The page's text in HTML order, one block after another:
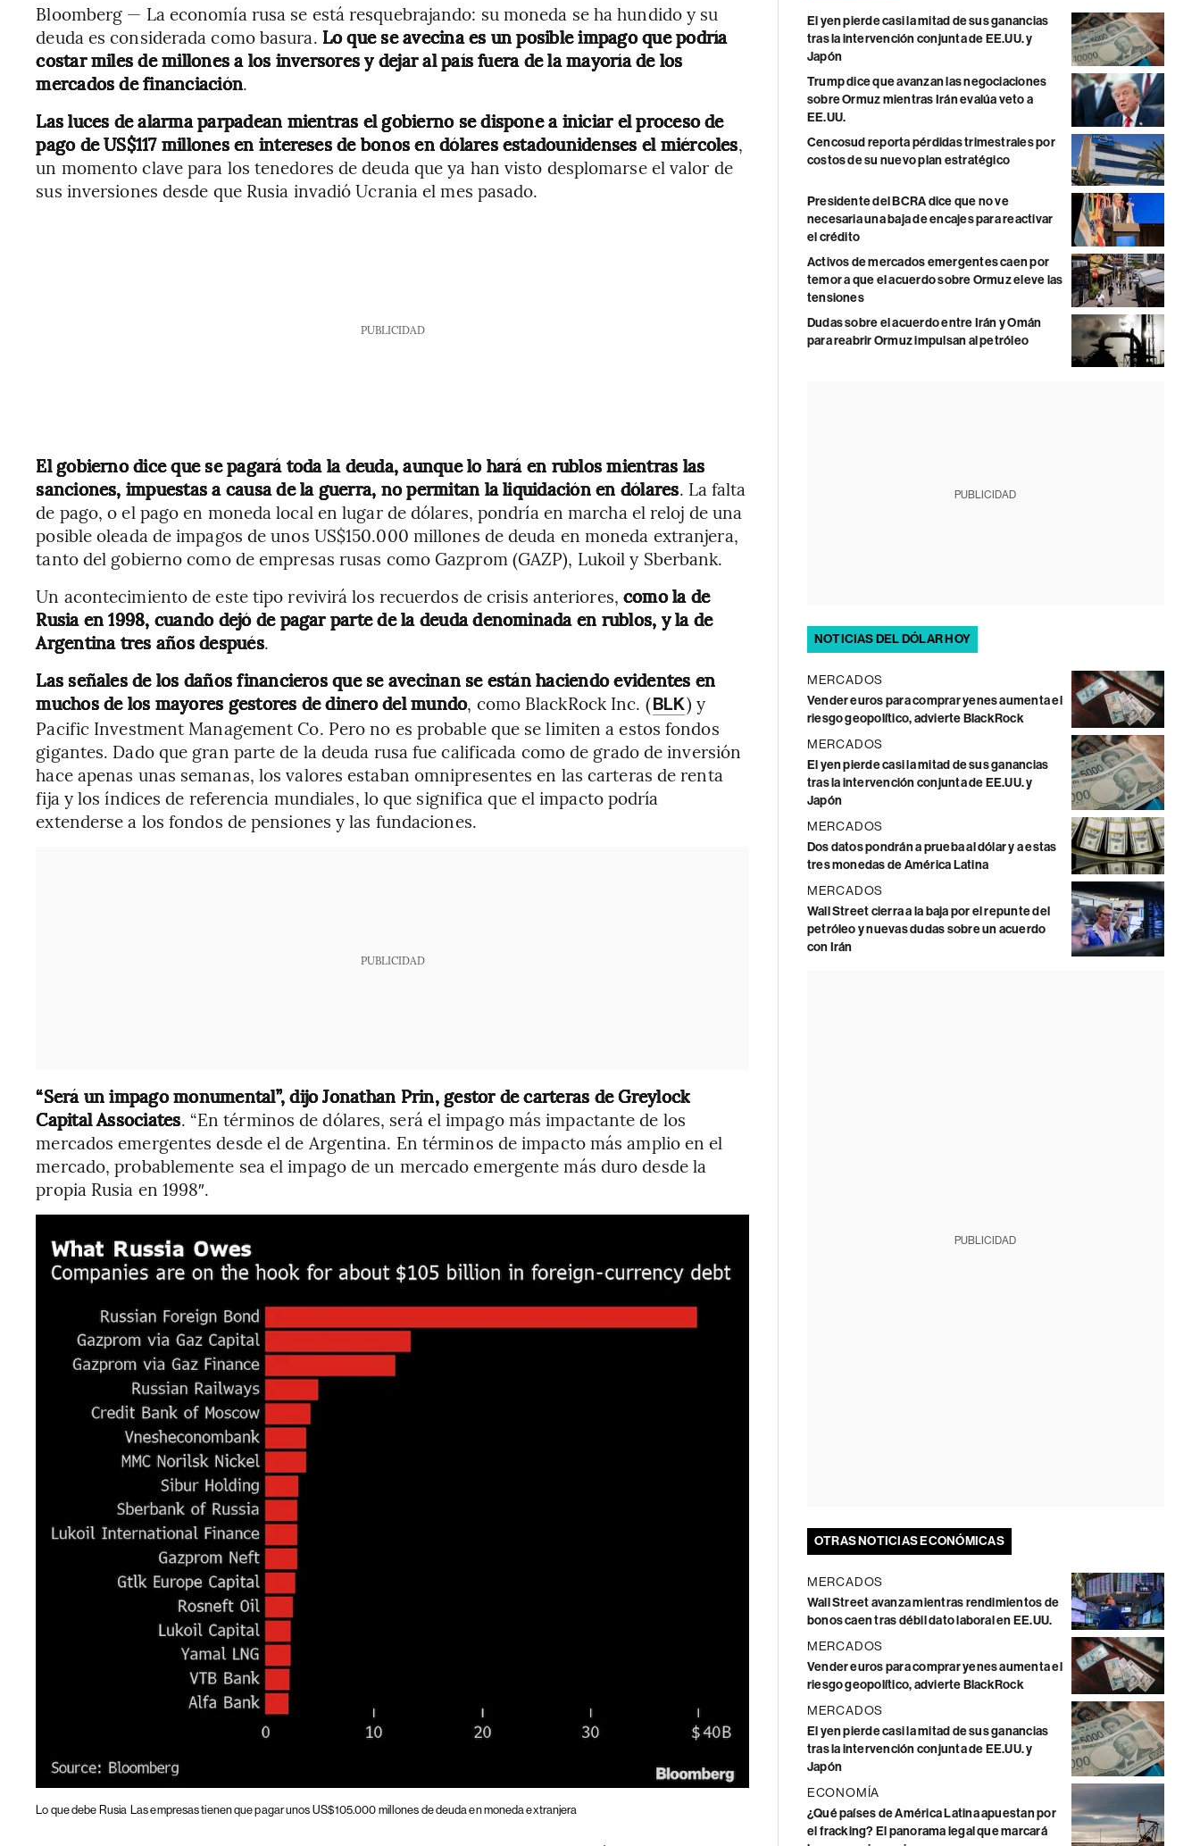
Bloomberg — La economía rusa se está resquebrajando: su moneda se ha hundido y su
deuda es considerada como basura. Lo que se avecina es un posible impago que podría
costar miles de millones a los inversores y dejar al país fuera de la mayoría de los
mercados de financiación.
Las luces de alarma parpadean mientras el gobierno se dispone a iniciar el proceso de
pago de US$117 millones en intereses de bonos en dólares estadounidenses el miércoles,
un momento clave para los tenedores de deuda que ya han visto desplomarse el valor de
sus inversiones desde que Rusia invadió Ucrania el mes pasado.
PUBLICIDAD
El gobierno dice que se pagará toda la deuda, aunque lo hará en rublos mientras las
sanciones, impuestas a causa de la guerra, no permitan la liquidación en dólares. La falta
de pago, o el pago en moneda local en lugar de dólares, pondría en marcha el reloj de una
posible oleada de impagos de unos US$150.000 millones de deuda en moneda extranjera,
tanto del gobierno como de empresas rusas como Gazprom (GAZP), Lukoil y Sberbank.
Un acontecimiento de este tipo revivirá los recuerdos de crisis anteriores, como la de
Rusia en 1998, cuando dejó de pagar parte de la deuda denominada en rublos, y la de
Argentina tres años después.
Las señales de los daños financieros que se avecinan se están haciendo evidentes en
muchos de los mayores gestores de dinero del mundo, como BlackRock Inc. (BLK) y
Pacific Investment Management Co. Pero no es probable que se limiten a estos fondos
gigantes. Dado que gran parte de la deuda rusa fue calificada como de grado de inversión
hace apenas unas semanas, los valores estaban omnipresentes en las carteras de renta
fija y los índices de referencia mundiales, lo que significa que el impacto podría
extenderse a los fondos de pensiones y las fundaciones.
PUBLICIDAD
“Será un impago monumental”, dijo Jonathan Prin, gestor de carteras de Greylock
Capital Associates. “En términos de dólares, será el impago más impactante de los
mercados emergentes desde el de Argentina. En términos de impacto más amplio en el
mercado, probablemente sea el impago de un mercado emergente más duro desde la
propia Rusia en 1998″.
Lo que debe Rusia Las empresas tienen que pagar unos US$105.000 millones de deuda en moneda extranjera
El yen pierde casi la mitad de sus ganancias
tras la intervención conjunta de EE.UU. y
Japón
Trump dice que avanzan las negociaciones
sobre Ormuz mientras Irán evalúa veto a
EE.UU.
Cencosud reporta pérdidas trimestrales por
costos de su nuevo plan estratégico
Presidente del BCRA dice que no ve
necesaria una baja de encajes para reactivar
el crédito
Activos de mercados emergentes caen por
temor a que el acuerdo sobre Ormuz eleve las
tensiones
Dudas sobre el acuerdo entre Irán y Omán
para reabrir Ormuz impulsan al petróleo
PUBLICIDAD
NOTICIAS DEL DÓLAR HOY
MERCADOS
Vender euros para comprar yenes aumenta el
riesgo geopolítico, advierte BlackRock
MERCADOS
El yen pierde casi la mitad de sus ganancias
tras la intervención conjunta de EE.UU. y
Japón
MERCADOS
Dos datos pondrán a prueba al dólar y a estas
tres monedas de América Latina
MERCADOS
Wall Street cierra a la baja por el repunte del
petróleo y nuevas dudas sobre un acuerdo
con Irán
PUBLICIDAD
OTRAS NOTICIAS ECONÓMICAS
MERCADOS
Wall Street avanza mientras rendimientos de
bonos caen tras débil dato laboral en EE.UU.
MERCADOS
Vender euros para comprar yenes aumenta el
riesgo geopolítico, advierte BlackRock
MERCADOS
El yen pierde casi la mitad de sus ganancias
tras la intervención conjunta de EE.UU. y
Japón
ECONOMÍA
¿Qué países de América Latina apuestan por
el fracking? El panorama legal que marcará